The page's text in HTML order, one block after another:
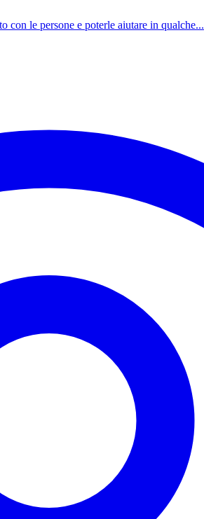
con le persone e poterle aiutare in qualche...